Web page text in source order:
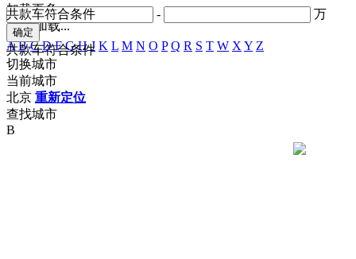
- 万
共款车符合条件
共款车符合条件
加载更多
正在加载...
A B C D F G H J K L M N O P Q R S T W X Y Z
切换城市
当前城市
北京 重新定位
查找城市
B